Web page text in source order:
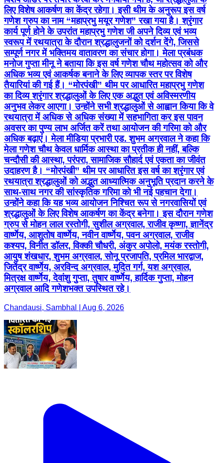
लिए विशेष आकर्षण का केंद्र रहेगा। इसी थीम के अनुरूप इस वर्ष
गणेश ग्रुप का नाम “महाप्रभु मयूर गणेश” रखा गया है। श्रृंगार
कार्य पूर्ण होने के उपरांत महाप्रभु गणेश जी अपने दिव्य एवं भव्य
स्वरूप में रथयात्रा के दौरान श्रद्धालुजनों को दर्शन देंगे, जिससे
सम्पूर्ण नगर में भक्तिमय वातावरण का संचार होगा। मेला प्रबंधक
मनोज गुप्ता मीनू ने बताया कि इस वर्ष गणेश चौथ महोत्सव को और
अधिक भव्य एवं आकर्षक बनाने के लिए व्यापक स्तर पर विशेष
तैयारियां की गई हैं। “मोरपंखी” थीम पर आधारित महाप्रभु गणेश
का दिव्य श्रृंगार श्रद्धालुओं के लिए एक अद्भुत एवं अविस्मरणीय
अनुभव लेकर आएगा। उन्होंने सभी श्रद्धालुओं से आह्वान किया कि वे
रथयात्रा में अधिक से अधिक संख्या में सहभागिता कर इस पावन
अवसर का पुण्य लाभ अर्जित करें तथा आयोजन की गरिमा को और
अधिक बढ़ाएं। मेला मीडिया प्रभारी एड. शुभम अग्रवाल ने कहा कि
मेला गणेश चौथ केवल धार्मिक आस्था का प्रतीक ही नहीं, बल्कि
चन्दौसी की आस्था, परंपरा, सामाजिक सौहार्द एवं एकता का जीवंत
उदाहरण है। “मोरपंखी” थीम पर आधारित इस वर्ष का श्रृंगार एवं
रथयात्रा श्रद्धालुओं को अद्भुत आध्यात्मिक अनुभूति प्रदान करने के
साथ-साथ नगर की सांस्कृतिक गरिमा को भी नई पहचान देगा।
उन्होंने कहा कि यह भव्य आयोजन निश्चित रूप से नगरवासियों एवं
श्रद्धालुओं के लिए विशेष आकर्षण का केंद्र बनेगा। इस दौरान गणेश
ग्रुप से मोहन लाल रस्तोगी, सुशील अग्रवाल, राजीव कृष्णा, ज्ञानेंद्र
वार्ष्णेय, आशुतोष वार्ष्णेय, नवीन वार्ष्णेय, पवन अग्रवाल, राजीव
कश्यप, विनीत डॉलर, विक्की चौधरी, अंकुर अपोलो, मयंक रस्तोगी,
आयुष शंखधार, शुभम अग्रवाल, सोनू प्रजापति, प्रमिल भारद्वाज,
जितेंद्र वार्ष्णेय, अरविन्द अग्रवाल, मुदित गर्ग, यश अग्रवाल,
मित्रक्ष वार्ष्णेय, देवांशु गुप्ता, तुषार वार्ष्णेय, हार्दिक गुप्ता, मोहन
अग्रवाल आदि गणेशभक्त उपस्थित रहे।
Chandausi, Sambhal | Aug 6, 2026